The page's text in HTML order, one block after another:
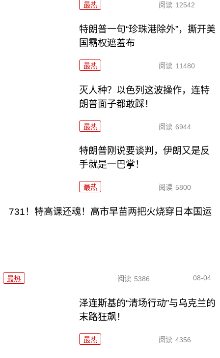
最热 阅读 12542
特朗普一句“珍珠港除外”，撕开美
国霸权遮羞布
最热 阅读 11480
灭人种？以色列这波操作，连特
朗普面子都敢踩！
最热 阅读 6944
特朗普刚说要谈判，伊朗又是反
手就是一巴掌！
最热 阅读 5800
731！特高课还魂！高市早苗两把火烧穿日本国运
最热 阅读 5386 08-04
泽连斯基的“清场行动”与乌克兰的
末路狂飙！
最热 阅读 4356